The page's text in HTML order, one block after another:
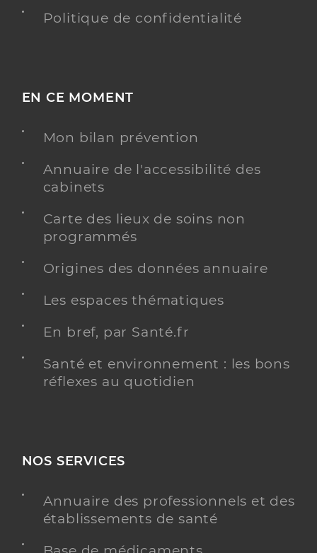
Politique de confidentialité
EN CE MOMENT
Mon bilan prévention
Annuaire de l'accessibilité des
cabinets
Carte des lieux de soins non
programmés
Origines des données annuaire
Les espaces thématiques
En bref, par Santé.fr
Santé et environnement : les bons
réflexes au quotidien
NOS SERVICES
Annuaire des professionnels et des
établissements de santé